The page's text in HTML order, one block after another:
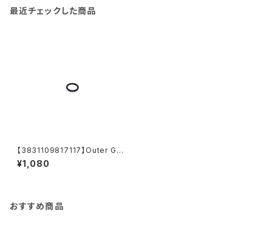
最近チェックした商品
【3831109817117】Outer G1/
4 Fitting O-Ring (6pcs)
¥1,080
おすすめ商品